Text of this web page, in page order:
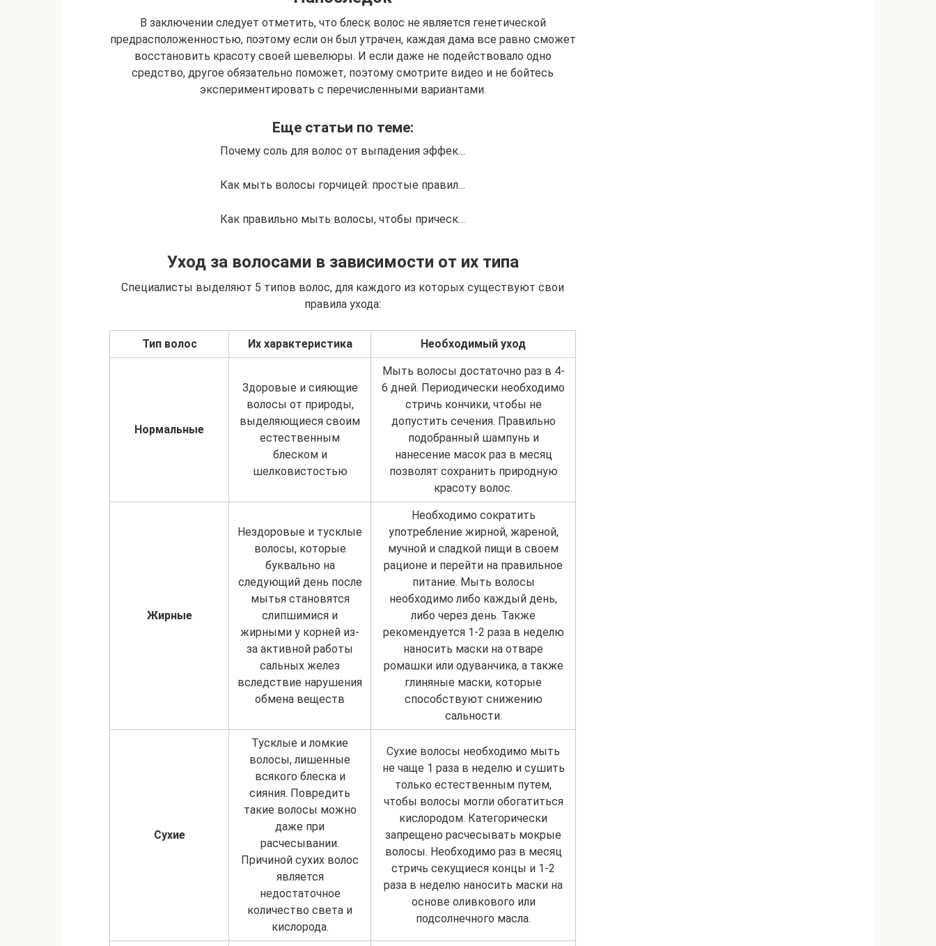
В заключении следует отметить, что блеск волос не является генетической
предрасположенностью, поэтому если он был утрачен, каждая дама все равно сможет
восстановить красоту своей шевелюры. И если даже не подействовало одно
средство, другое обязательно поможет, поэтому смотрите видео и не бойтесь
экспериментировать с перечисленными вариантами.
Еще статьи по теме:
Почему соль для волос от выпадения эффек…
Как мыть волосы горчицей: простые правил…
Как правильно мыть волосы, чтобы прическ…
Уход за волосами в зависимости от их типа
Специалисты выделяют 5 типов волос, для каждого из которых существуют свои
правила ухода:
Тип волос Их характеристика Необходимый уход
Нормальные
Здоровые и сияющие
волосы от природы,
выделяющиеся своим
естественным
блеском и
шелковистостью
Мыть волосы достаточно раз в 4-
6 дней. Периодически необходимо
стричь кончики, чтобы не
допустить сечения. Правильно
подобранный шампунь и
нанесение масок раз в месяц
позволят сохранить природную
красоту волос.
Жирные
Нездоровые и тусклые
волосы, которые
буквально на
следующий день после
мытья становятся
слипшимися и
жирными у корней из-
за активной работы
сальных желез
вследствие нарушения
обмена веществ
Необходимо сократить
употребление жирной, жареной,
мучной и сладкой пищи в своем
рационе и перейти на правильное
питание. Мыть волосы
необходимо либо каждый день,
либо через день. Также
рекомендуется 1-2 раза в неделю
наносить маски на отваре
ромашки или одуванчика, а также
глиняные маски, которые
способствуют снижению
сальности.
Сухие
Тусклые и ломкие
волосы, лишенные
всякого блеска и
сияния. Повредить
такие волосы можно
даже при
расчесывании.
Причиной сухих волос
является
недостаточное
количество света и
кислорода.
Сухие волосы необходимо мыть
не чаще 1 раза в неделю и сушить
только естественным путем,
чтобы волосы могли обогатиться
кислородом. Категорически
запрещено расчесывать мокрые
волосы. Необходимо раз в месяц
стричь секущиеся концы и 1-2
раза в неделю наносить маски на
основе оливкового или
подсолнечного масла.